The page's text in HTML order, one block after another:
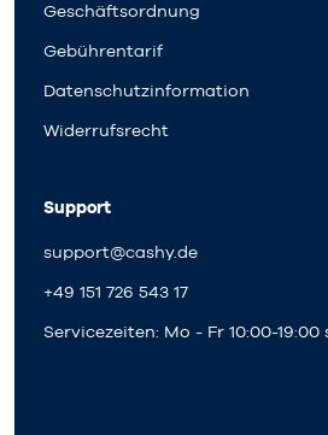
Geschäftsordnung
Gebührentarif
Datenschutzinformation
Widerrufsrecht
Support
support@cashy.de
+49 151 726 543 17
Servicezeiten: Mo - Fr 10:00-19:00